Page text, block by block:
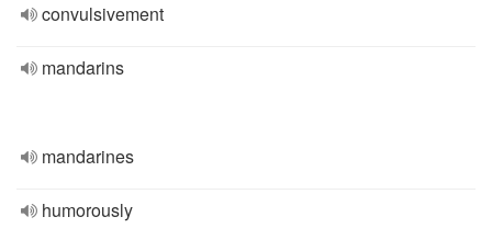
convulsivement
mandarins
mandarines
humorously